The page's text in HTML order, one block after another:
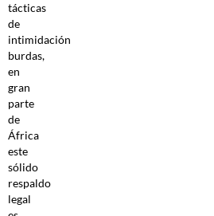
tácticas
de
intimidación
burdas,
en
gran
parte
de
África
este
sólido
respaldo
legal